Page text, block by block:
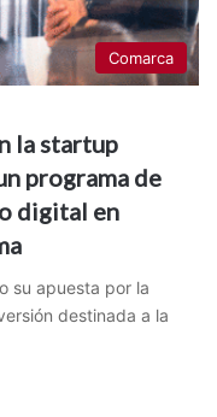
Comarca
la startup
programa de
digital en
su apuesta por la
destinada a la